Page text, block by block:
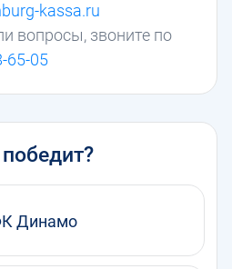
вопросы, звоните по
65-05
kassa.ru
победит?
Динамо